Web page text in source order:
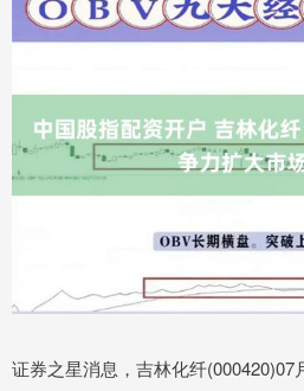
证券之星消息，吉林化纤(000420)07